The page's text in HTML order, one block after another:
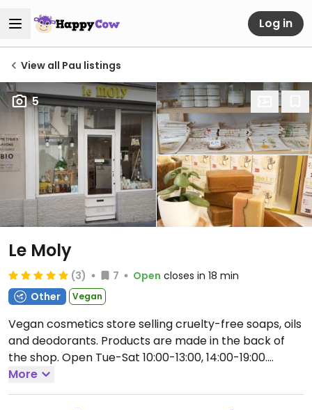
Log in
View all Pau listings
5
Le Moly
(3) 7 Open closes in 18 min
Other
Vegan
Vegan cosmetics store selling cruelty-free soaps, oils
and deodorants. Products are made in the back of
the shop. Open Tue-Sat 10:00-13:00, 14:00-19:00.
Closed Sun-Mon.
More